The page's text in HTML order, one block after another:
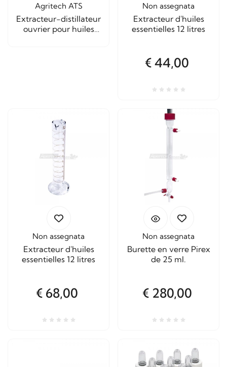
Agritech ATS
Extracteur-distillateur
ouvrier pour huiles
Non assegnata
Extracteur d'huiles
essentielles 12 litres
€ 44,00
Non assegnata
Extracteur d'huiles
essentielles 12 litres
€ 68,00
Non assegnata
Burette en verre Pirex
de 25 ml.
€ 280,00